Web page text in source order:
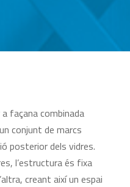
façana combinada
conjunt de marcs
posterior dels vidres.
l’estructura és fixa
creant així un espai